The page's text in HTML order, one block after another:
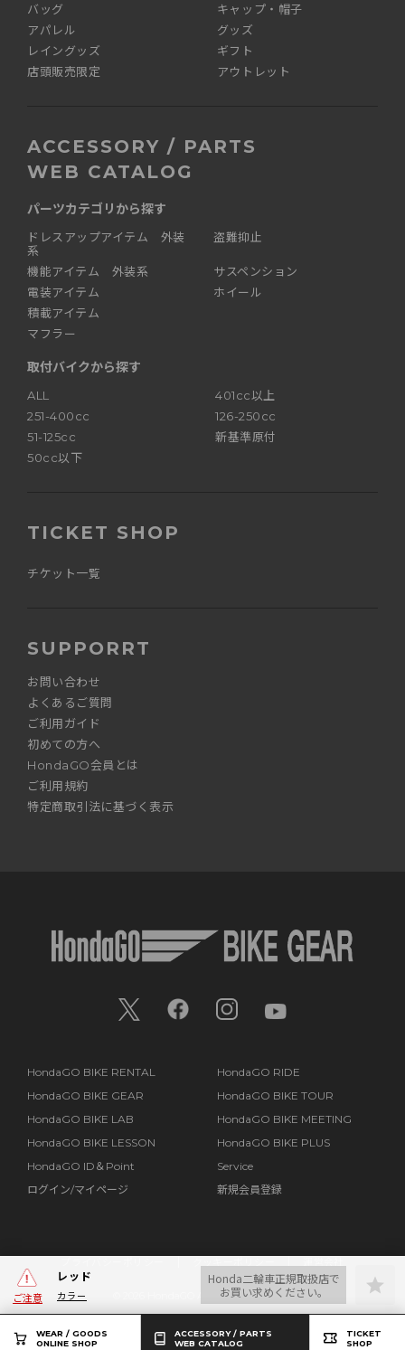
WEAR / GOODS
ONLINE SHOP
ACCESSORY / PARTS
WEB CATALOG
TICKET
SHOP
ご注意
レッド
カラー
Honda二輪車正規取扱店で
お買い求めください。
バッグ
キャップ・帽子
アパレル
グッズ
レイングッズ
ギフト
店頭販売限定
アウトレット
ACCESSORY / PARTS
WEB CATALOG
パーツカテゴリから探す
ドレスアップアイテム 外装
系
機能アイテム 外装系
電装アイテム
積載アイテム
マフラー
盗難抑止
サスペンション
ホイール
取付バイクから探す
ALL
401cc以上
251-400cc
126-250cc
51-125cc
新基準原付
50cc以下
TICKET SHOP
チケット一覧
SUPPORRT
お問い合わせ
よくあるご質問
ご利用ガイド
初めての方へ
HondaGO会員とは
ご利用規約
特定商取引法に基づく表示
HondaGO BIKE RENTAL
HondaGO RIDE
HondaGO BIKE GEAR
HondaGO BIKE TOUR
HondaGO BIKE LAB
HondaGO BIKE MEETING
HondaGO BIKE LESSON
HondaGO BIKE PLUS
HondaGO ID＆Point
Service
ログイン/マイページ
新規会員登録
2026 HondaGO All Rights Reserved.